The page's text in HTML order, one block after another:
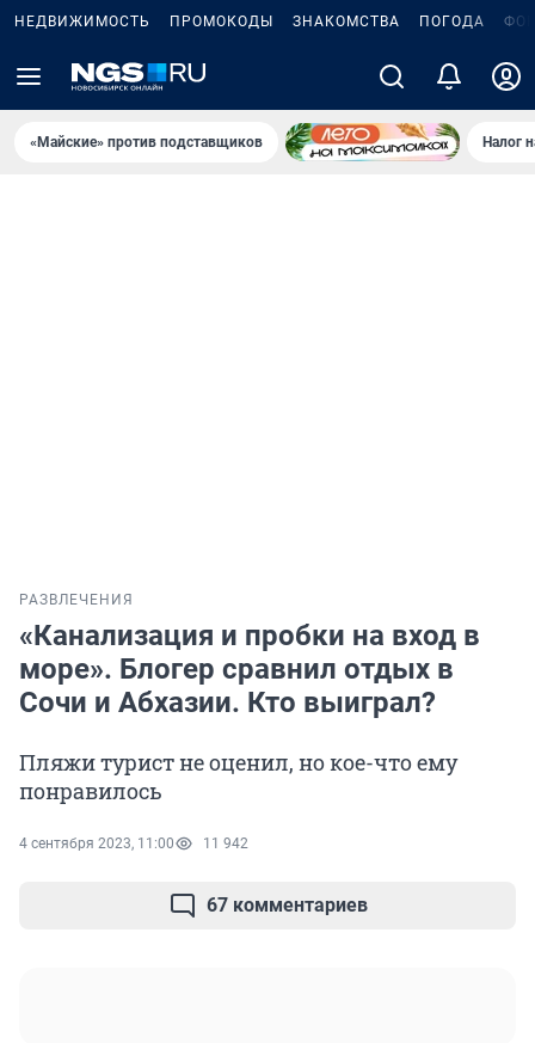
НЕДВИЖИМОСТЬ ПРОМОКОДЫ ЗНАКОМСТВА ПОГОДА
«Майские» против подставщиков Налог
РАЗВЛЕЧЕНИЯ
«Канализация и пробки на вход в
море». Блогер сравнил отдых в
Сочи и Абхазии. Кто выиграл?
Пляжи турист не оценил, но кое-что ему
понравилось
4 сентября 2023, 11:00 11 942
67 комментариев